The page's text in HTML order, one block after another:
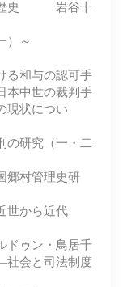
歴史 岩谷十
～
和与の認可手
中世の裁判手
現状につい
研究（一・二
村管理史研
から近代
ゥン・鳥居千
会と司法制度